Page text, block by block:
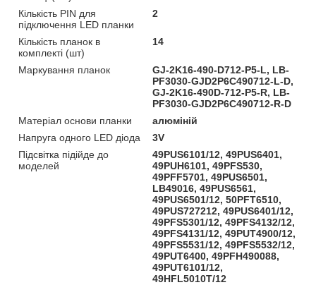
Кількість PIN для
підключення LED планки
2
Кількість планок в
комплекті (шт)
14
Маркування планок
GJ-2K16-490-D712-P5-L, LB-
PF3030-GJD2P6C490712-L-D,
GJ-2K16-490D-712-P5-R, LB-
PF3030-GJD2P6C490712-R-D
Матеріал основи планки
алюміній
Напруга одного LED діода
3V
Підсвітка підійде до
моделей
49PUS6101/12, 49PUS6401,
49PUH6101, 49PFS530,
49PFF5701, 49PUS6501,
LB49016, 49PUS6561,
49PUS6501/12, 50PFT6510,
49PUS727212, 49PUS6401/12,
49PFS5301/12, 49PFS4132/12,
49PFS4131/12, 49PUT4900/12,
49PFS5531/12, 49PFS5532/12,
49PUT6400, 49PFH490088,
49PUT6101/12,
49HFL5010T/12